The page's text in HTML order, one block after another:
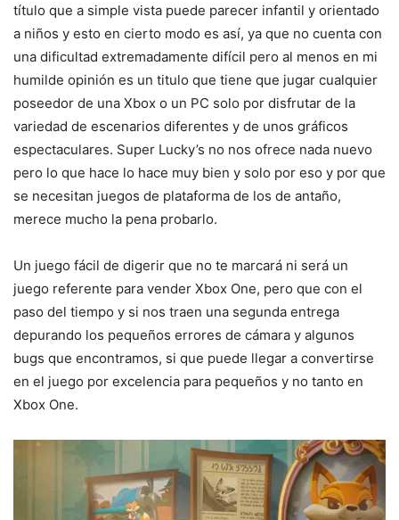
título que a simple vista puede parecer infantil y orientado
a niños y esto en cierto modo es así, ya que no cuenta con
una dificultad extremadamente difícil pero al menos en mi
humilde opinión es un titulo que tiene que jugar cualquier
poseedor de una Xbox o un PC solo por disfrutar de la
variedad de escenarios diferentes y de unos gráficos
espectaculares. Super Lucky’s no nos ofrece nada nuevo
pero lo que hace lo hace muy bien y solo por eso y por que
se necesitan juegos de plataforma de los de antaño,
merece mucho la pena probarlo.
Un juego fácil de digerir que no te marcará ni será un
juego referente para vender Xbox One, pero que con el
paso del tiempo y si nos traen una segunda entrega
depurando los pequeños errores de cámara y algunos
bugs que encontramos, si que puede llegar a convertirse
en el juego por excelencia para pequeños y no tanto en
Xbox One.